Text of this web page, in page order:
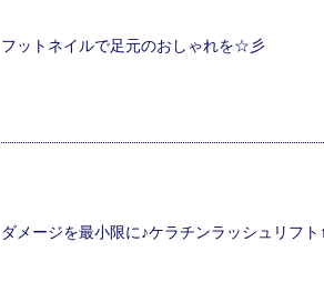
フットネイルで足元のおしゃれを☆彡
ダメージを最小限に♪ケラチンラッシュリフト↑